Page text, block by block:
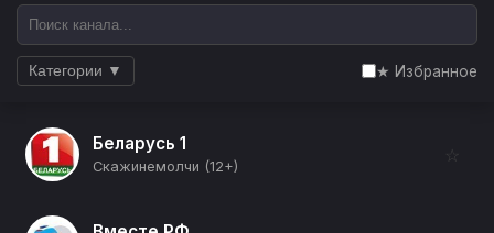
Категории ▼ ★ Избранное
Беларусь 1
Скажинемолчи (12+)
☆